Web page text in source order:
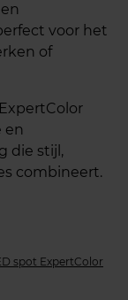
voor het
of
en
die stijl,
combineert.
spot ExpertColor